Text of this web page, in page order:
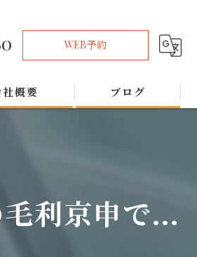
WEB予約
社概要 ブログ
利京申で...